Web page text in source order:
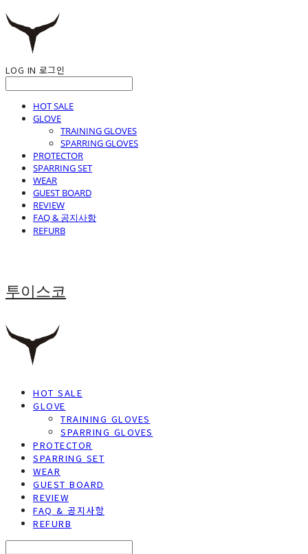
LOG IN 로그인
HOT SALE
GLOVE
TRAINING GLOVES
SPARRING GLOVES
PROTECTOR
SPARRING SET
WEAR
GUEST BOARD
REVIEW
FAQ & 공지사항
REFURB
투이스코
HOT SALE
GLOVE
TRAINING GLOVES
SPARRING GLOVES
PROTECTOR
SPARRING SET
WEAR
GUEST BOARD
REVIEW
FAQ & 공지사항
REFURB